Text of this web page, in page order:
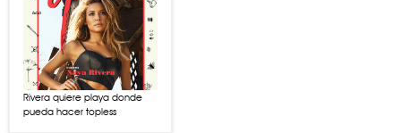
Rivera quiere playa donde
pueda hacer topless